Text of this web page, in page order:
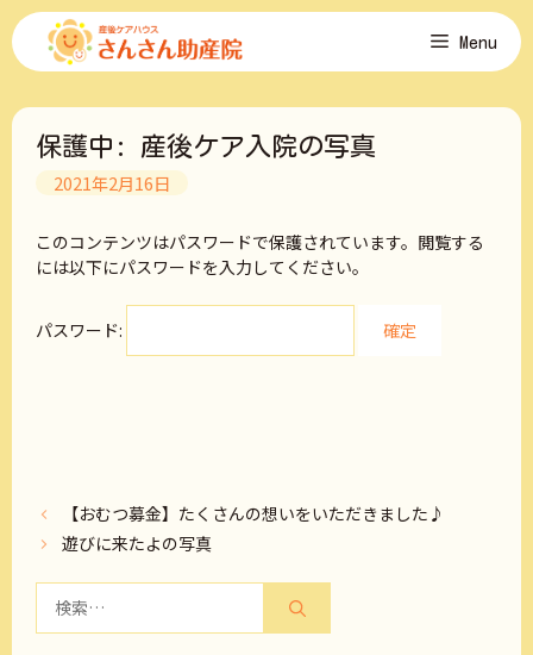
コ
ン
ツ
Menu
保護中: 産後ケア入院の写真
2021年2月16日
このコンテンツはパスワードで保護されています。閲覧する
には以下にパスワードを入力してください。
パスワード:
【おむつ募金】たくさんの想いをいただきました♪
遊びに来たよの写真